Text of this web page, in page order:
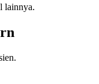
lainnya.